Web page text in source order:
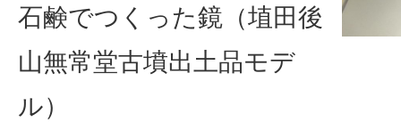
石鹸でつくった鏡（埴田後
山無常堂古墳出土品モデ
ル）